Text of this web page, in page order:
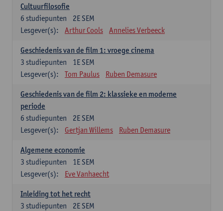
Cultuurfilosofie
2E SEM
6 studiepunten
Lesgever(s):
Arthur Cools Annelies Verbeeck
Geschiedenis van de film 1: vroege cinema
1E SEM
3 studiepunten
Lesgever(s):
Tom Paulus Ruben Demasure
Geschiedenis van de film 2: klassieke en moderne
periode
2E SEM
6 studiepunten
Lesgever(s):
Gertjan Willems Ruben Demasure
Algemene economie
1E SEM
3 studiepunten
Lesgever(s):
Eve Vanhaecht
Inleiding tot het recht
2E SEM
3 studiepunten